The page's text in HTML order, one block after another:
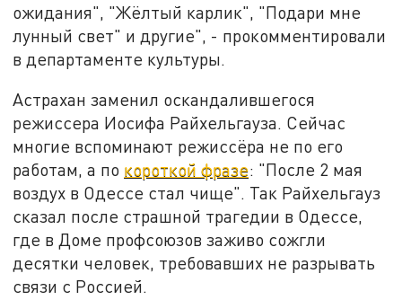
ожидания", "Жёлтый карлик", "Подари мне
лунный свет" и другие", - прокомментировали
в департаменте культуры.
Астрахан заменил оскандалившегося
режиссера Иосифа Райхельгауза. Сейчас
многие вспоминают режиссёра не по его
работам, а по короткой фразе: "После 2 мая
воздух в Одессе стал чище". Так Райхельгауз
сказал после страшной трагедии в Одессе,
где в Доме профсоюзов заживо сожгли
десятки человек, требовавших не разрывать
связи с Россией.